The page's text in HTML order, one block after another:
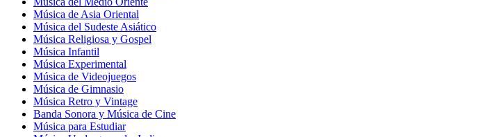
Música de Asia Oriental
Música del Sudeste Asiático
Música Religiosa y Gospel
Música Infantil
Música Experimental
Música de Videojuegos
Música de Gimnasio
Música Retro y Vintage
Banda Sonora y Música de Cine
Música para Estudiar